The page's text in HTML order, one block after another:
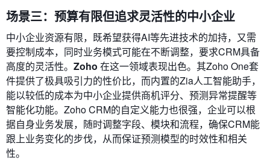
场景三：预算有限但追求灵活性的中小企业
中小企业资源有限，既希望获得AI等先进技术的加持，又需
要控制成本，同时业务模式可能在不断调整，要求CRM具备
高度的灵活性。 Zoho 在这一领域表现出色。其Zoho One套
件提供了极具吸引力的性价比，而内置的Zia人工智能助手，
能以较低的成本为中小企业提供商机评分、预测异常提醒等
智能化功能。Zoho CRM的自定义能力也很强，企业可以根
据自身业务发展，随时调整字段、模块和流程，确保CRM能
跟上业务变化的步伐，从而保证预测模型的时效性和相关
性。